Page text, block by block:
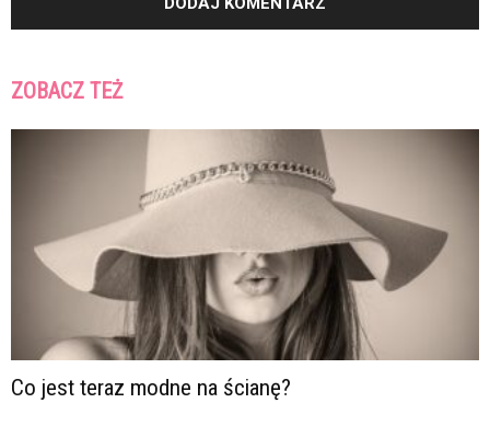
ZOBACZ TEŻ
Co jest teraz modne na ścianę?